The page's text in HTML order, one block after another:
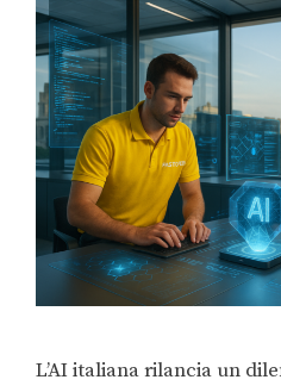
L’AI italiana rilancia un